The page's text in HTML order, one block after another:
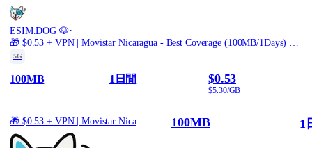
ESIM.DOG 🐶·
5G
100MB 1日間 $0.53
$5.30/GB
🎁 $0.53 + VPN | Movistar Nicaragua - Best Coverage (100MB/1Days) - Black route 100MB 1